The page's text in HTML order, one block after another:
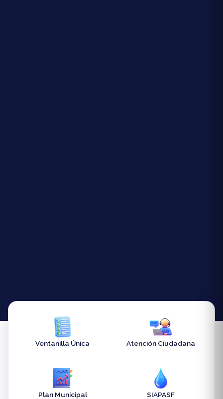
Ventanilla Única Atención Ciudadana
Plan Municipal SIAPASF